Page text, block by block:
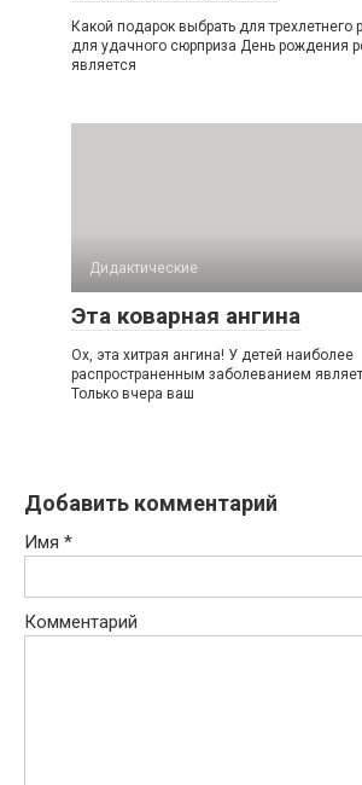
Какой подарок выбрать для трехлетнего
для удачного сюрприза День рождения
является
Дидактические
Эта коварная ангина
Ох, эта хитрая ангина! У детей наиболее
распространенным заболеванием
Только вчера ваш
Добавить комментарий
Имя *
Комментарий